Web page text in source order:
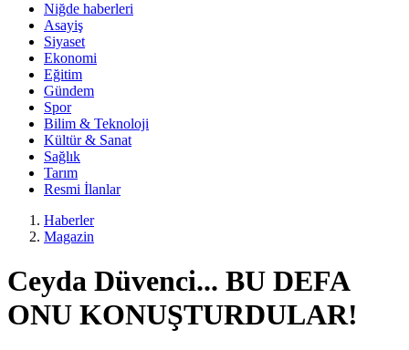
Niğde haberleri
Asayiş
Siyaset
Ekonomi
Eğitim
Gündem
Spor
Bilim & Teknoloji
Kültür & Sanat
Sağlık
Tarım
Resmi İlanlar
Haberler
Magazin
Ceyda Düvenci... BU DEFA
ONU KONUŞTURDULAR!